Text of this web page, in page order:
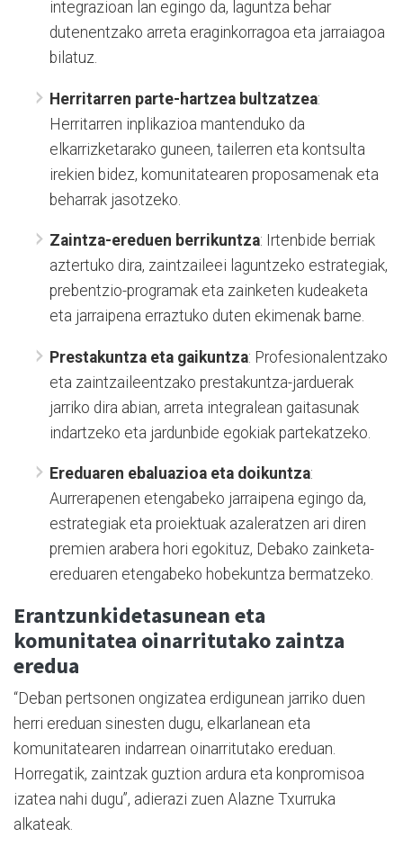
integrazioan lan egingo da, laguntza behar
dutenentzako arreta eraginkorragoa eta jarraiagoa
bilatuz.
Herritarren parte-hartzea bultzatzea:
Herritarren inplikazioa mantenduko da
elkarrizketarako guneen, tailerren eta kontsulta
irekien bidez, komunitatearen proposamenak eta
beharrak jasotzeko.
Zaintza-ereduen berrikuntza: Irtenbide berriak
aztertuko dira, zaintzaileei laguntzeko estrategiak,
prebentzio-programak eta zainketen kudeaketa
eta jarraipena erraztuko duten ekimenak barne.
Prestakuntza eta gaikuntza: Profesionalentzako
eta zaintzaileentzako prestakuntza-jarduerak
jarriko dira abian, arreta integralean gaitasunak
indartzeko eta jardunbide egokiak partekatzeko.
Ereduaren ebaluazioa eta doikuntza:
Aurrerapenen etengabeko jarraipena egingo da,
estrategiak eta proiektuak azaleratzen ari diren
premien arabera hori egokituz, Debako zainketa-
ereduaren etengabeko hobekuntza bermatzeko.
Erantzunkidetasunean eta
komunitatea oinarritutako zaintza
eredua
“Deban pertsonen ongizatea erdigunean jarriko duen
herri ereduan sinesten dugu, elkarlanean eta
komunitatearen indarrean oinarritutako ereduan.
Horregatik, zaintzak guztion ardura eta konpromisoa
izatea nahi dugu”, adierazi zuen Alazne Txurruka
alkateak.